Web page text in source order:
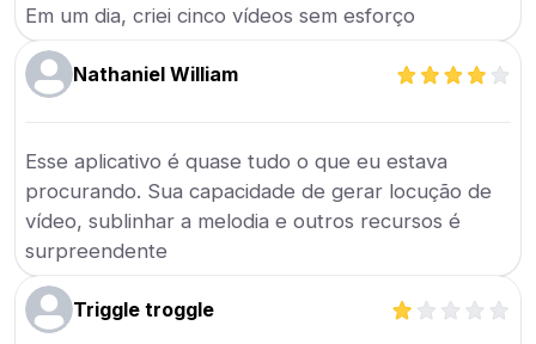
Em um dia, criei cinco vídeos sem esforço
Nathaniel William
Esse aplicativo é quase tudo o que eu estava
procurando. Sua capacidade de gerar locução de
vídeo, sublinhar a melodia e outros recursos é
surpreendente
Triggle troggle